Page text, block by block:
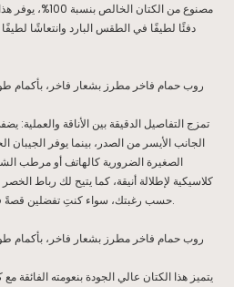
مصنوع من الكتان
دفئًا لطيفًا في الطقس البارد وانتعاشًا
الجانب الأيسر من الصدر، بينما يوفر
الصغيرة الضرورية كالهاتف أو مرطب
كلاسيكية لإطلالة أنيقة، كما يتيح لك رباط
حسب رغبتك، سواء كنتِ تفضلين قصةً فضفاضةً ومنسدلةً أو قصةً ضيقةً قليلاً.